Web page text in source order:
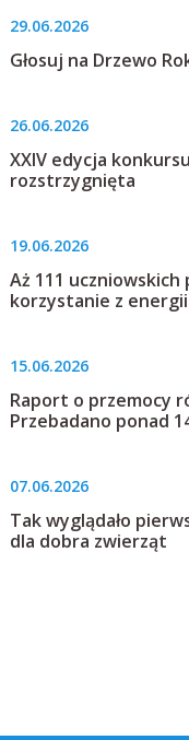
29.06.2026
Głosuj na Drzewo
26.06.2026
XXIV edycja
rozstrzygnięta
19.06.2026
Aż 111 uczniowskich
korzystanie z energii
15.06.2026
Raport o przemocy
Przebadano ponad
07.06.2026
Tak wyglądało
dla dobra zwierząt